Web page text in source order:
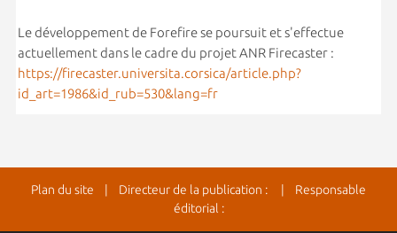
Le développement de Forefire se poursuit et s'effectue
actuellement dans le cadre du projet ANR Firecaster :
https://firecaster.universita.corsica/article.php?
id_art=1986&id_rub=530&lang=fr
Plan du site | Directeur de la publication : | Responsable
éditorial :